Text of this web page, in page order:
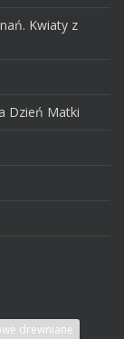
Kwiaty z
Dzień Matki
drewniane